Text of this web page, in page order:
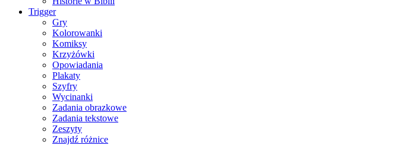
Trigger
Gry
Kolorowanki
Komiksy
Krzyżówki
Opowiadania
Plakaty
Szyfry
Wycinanki
Zadania obrazkowe
Zadania tekstowe
Zeszyty
Znajdź różnice